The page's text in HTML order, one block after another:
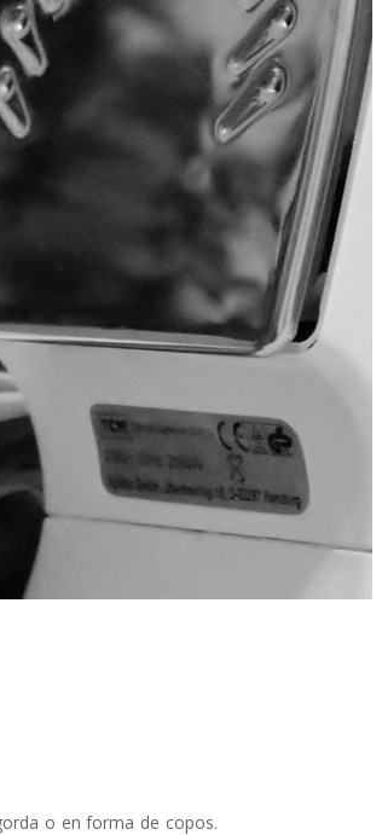
o en forma de copos.